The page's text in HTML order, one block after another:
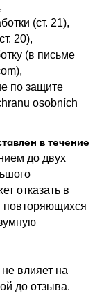
(ст. 21),
20),
(в письме
по защите
osobních
в течение
до двух
отказать в
повторяющихся
не влияет на
до отзыва.